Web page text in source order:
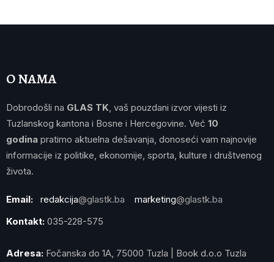
O NAMA
Dobrodošli na GLAS TK , vaš pouzdani izvor vijesti iz
Tuzlanskog kantona i Bosne i Hercegovine. Već 10
godina pratimo aktuelna dešavanja, donoseći vam najnovije
informacije iz politike, ekonomije, sporta, kulture i društvenog
života.
Email: redakcija@glastk.ba marketing@glastk.ba
Kontakt: 035-228-575
Adresa: Fočanska do 1A, 75000 Tuzla | Book d.o.o Tuzla